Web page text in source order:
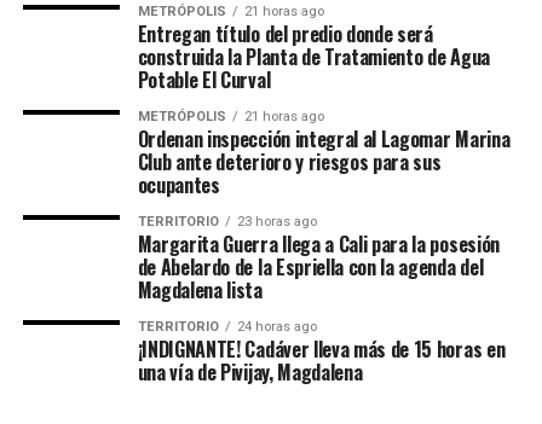
METRÓPOLIS 21 horas ago
Entregan título del predio donde será
construida la Planta de Tratamiento de Agua
Potable El Curval
METRÓPOLIS 21 horas ago
Ordenan inspección integral al Lagomar Marina
Club ante deterioro y riesgos para sus
ocupantes
TERRITORIO 23 horas ago
Margarita Guerra llega a Cali para la posesión
de Abelardo de la Espriella con la agenda del
Magdalena lista
TERRITORIO 24 horas ago
¡INDIGNANTE! Cadáver lleva más de 15 horas en
una vía de Pivijay, Magdalena